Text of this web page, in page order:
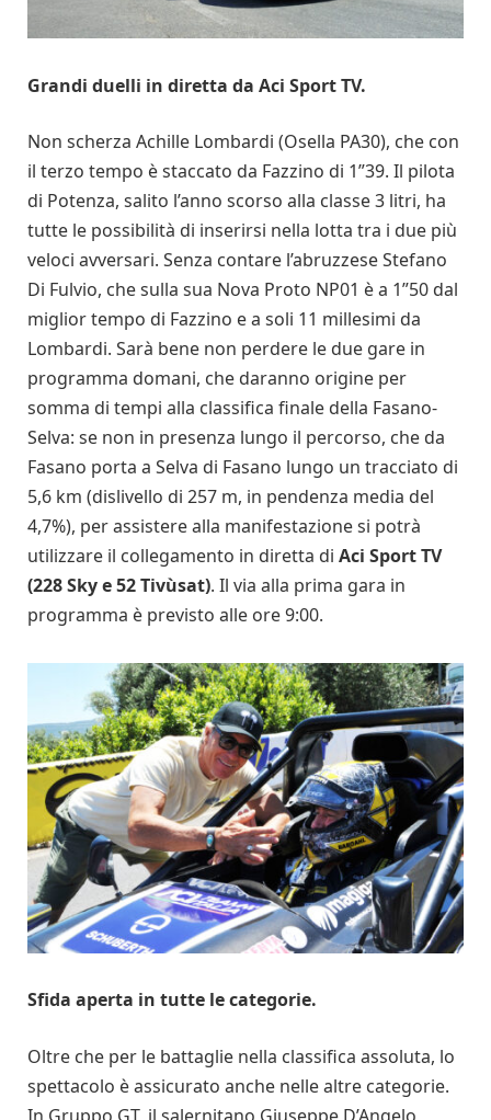
Grandi duelli in diretta da Aci Sport TV.
Non scherza Achille Lombardi (Osella PA30), che con
il terzo tempo è staccato da Fazzino di 1”39. Il pilota
di Potenza, salito l’anno scorso alla classe 3 litri, ha
tutte le possibilità di inserirsi nella lotta tra i due più
veloci avversari. Senza contare l’abruzzese Stefano
Di Fulvio, che sulla sua Nova Proto NP01 è a 1”50 dal
miglior tempo di Fazzino e a soli 11 millesimi da
Lombardi. Sarà bene non perdere le due gare in
programma domani, che daranno origine per
somma di tempi alla classifica finale della Fasano-
Selva: se non in presenza lungo il percorso, che da
Fasano porta a Selva di Fasano lungo un tracciato di
5,6 km (dislivello di 257 m, in pendenza media del
4,7%), per assistere alla manifestazione si potrà
utilizzare il collegamento in diretta di Aci Sport TV
(228 Sky e 52 Tivùsat). Il via alla prima gara in
programma è previsto alle ore 9:00.
Sfida aperta in tutte le categorie.
Oltre che per le battaglie nella classifica assoluta, lo
spettacolo è assicurato anche nelle altre categorie.